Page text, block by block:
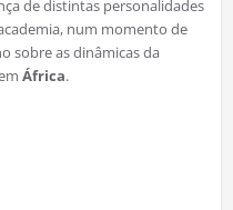
de distintas personalidades
num momento de
sobre as dinâmicas da
África.